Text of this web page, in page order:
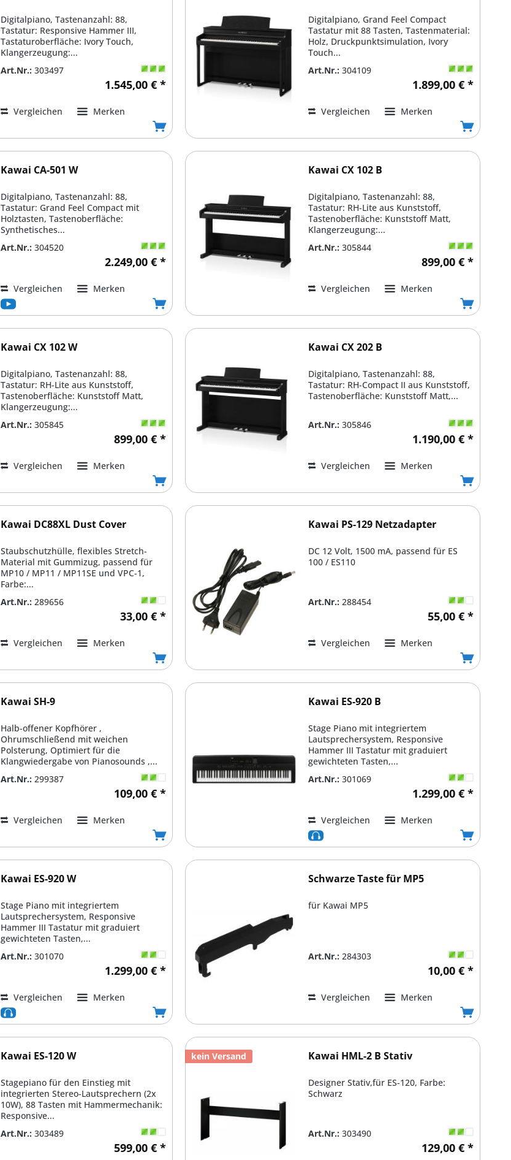
Digitalpiano, Tastenanzahl: 88,
Tastatur: Responsive Hammer III,
Tastaturoberfläche: Ivory Touch,
Klangerzeugung:...
Art.Nr.: 303497
1.545,00 € *
Vergleichen Merken
Digitalpiano, Grand Feel Compact
Tastatur mit 88 Tasten, Tastenmaterial:
Holz, Druckpunktsimulation, Ivory
Touch...
Art.Nr.: 304109
1.899,00 € *
Vergleichen Merken
Kawai CA-501 W
Digitalpiano, Tastenanzahl: 88,
Tastatur: Grand Feel Compact mit
Holztasten, Tastenoberfläche:
Synthetisches...
Art.Nr.: 304520
2.249,00 € *
Vergleichen Merken
Kawai CX 102 B
Digitalpiano, Tastenanzahl: 88,
Tastatur: RH-Lite aus Kunststoff,
Tastenoberfläche: Kunststoff Matt,
Klangerzeugung:...
Art.Nr.: 305844
899,00 € *
Vergleichen Merken
Kawai CX 102 W
Digitalpiano, Tastenanzahl: 88,
Tastatur: RH-Lite aus Kunststoff,
Tastenoberfläche: Kunststoff Matt,
Klangerzeugung:...
Art.Nr.: 305845
899,00 € *
Vergleichen Merken
Kawai CX 202 B
Digitalpiano, Tastenanzahl: 88,
Tastatur: RH-Compact II aus Kunststoff,
Tastenoberfläche: Kunststoff Matt,...
Art.Nr.: 305846
1.190,00 € *
Vergleichen Merken
Kawai DC88XL Dust Cover
Staubschutzhülle, flexibles Stretch-
Material mit Gummizug, passend für
MP10 / MP11 / MP11SE und VPC-1,
Farbe:...
Art.Nr.: 289656
33,00 € *
Vergleichen Merken
Kawai PS-129 Netzadapter
DC 12 Volt, 1500 mA, passend für ES
100 / ES110
Art.Nr.: 288454
55,00 € *
Vergleichen Merken
Kawai SH-9
Halb-offener Kopfhörer ,
Ohrumschließend mit weichen
Polsterung, Optimiert für die
Klangwiedergabe von Pianosounds ,...
Art.Nr.: 299387
109,00 € *
Vergleichen Merken
Kawai ES-920 B
Stage Piano mit integriertem
Lautsprechersystem, Responsive
Hammer III Tastatur mit graduiert
gewichteten Tasten,...
Art.Nr.: 301069
1.299,00 € *
Vergleichen Merken
Kawai ES-920 W
Stage Piano mit integriertem
Lautsprechersystem, Responsive
Hammer III Tastatur mit graduiert
gewichteten Tasten,...
Art.Nr.: 301070
1.299,00 € *
Vergleichen Merken
Schwarze Taste für MP5
für Kawai MP5
Art.Nr.: 284303
10,00 € *
Vergleichen Merken
Kawai ES-120 W
Stagepiano für den Einstieg mit
integrierten Stereo-Lautsprechern (2x
10W), 88 Tasten mit Hammermechanik:
Responsive...
Art.Nr.: 303489
599,00 € *
kein Versand Kawai HML-2 B Stativ
Designer Stativ,für ES-120, Farbe:
Schwarz
Art.Nr.: 303490
129,00 € *